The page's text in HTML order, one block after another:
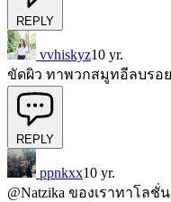
REPLY
vvhiskyz10 yr.
ขัดผิว ทาพวกสมูทอีลบรอ
REPLY
ppnkxx10 yr.
@Natzika ของเราทาโลชั่